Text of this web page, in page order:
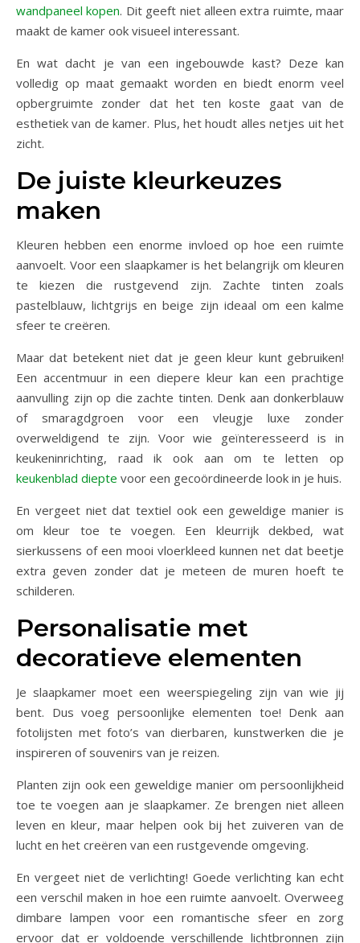
wandpaneel kopen. Dit geeft niet alleen extra ruimte, maar
maakt de kamer ook visueel interessant.
En wat dacht je van een ingebouwde kast? Deze kan
volledig op maat gemaakt worden en biedt enorm veel
opbergruimte zonder dat het ten koste gaat van de
esthetiek van de kamer. Plus, het houdt alles netjes uit het
zicht.
De juiste kleurkeuzes
maken
Kleuren hebben een enorme invloed op hoe een ruimte
aanvoelt. Voor een slaapkamer is het belangrijk om kleuren
te kiezen die rustgevend zijn. Zachte tinten zoals
pastelblauw, lichtgrijs en beige zijn ideaal om een kalme
sfeer te creëren.
Maar dat betekent niet dat je geen kleur kunt gebruiken!
Een accentmuur in een diepere kleur kan een prachtige
aanvulling zijn op die zachte tinten. Denk aan donkerblauw
of smaragdgroen voor een vleugje luxe zonder
overweldigend te zijn. Voor wie geïnteresseerd is in
keukeninrichting, raad ik ook aan om te letten op
keukenblad diepte voor een gecoördineerde look in je huis.
En vergeet niet dat textiel ook een geweldige manier is
om kleur toe te voegen. Een kleurrijk dekbed, wat
sierkussens of een mooi vloerkleed kunnen net dat beetje
extra geven zonder dat je meteen de muren hoeft te
schilderen.
Personalisatie met
decoratieve elementen
Je slaapkamer moet een weerspiegeling zijn van wie jij
bent. Dus voeg persoonlijke elementen toe! Denk aan
fotolijsten met foto’s van dierbaren, kunstwerken die je
inspireren of souvenirs van je reizen.
Planten zijn ook een geweldige manier om persoonlijkheid
toe te voegen aan je slaapkamer. Ze brengen niet alleen
leven en kleur, maar helpen ook bij het zuiveren van de
lucht en het creëren van een rustgevende omgeving.
En vergeet niet de verlichting! Goede verlichting kan echt
een verschil maken in hoe een ruimte aanvoelt. Overweeg
dimbare lampen voor een romantische sfeer en zorg
ervoor dat er voldoende verschillende lichtbronnen zijn